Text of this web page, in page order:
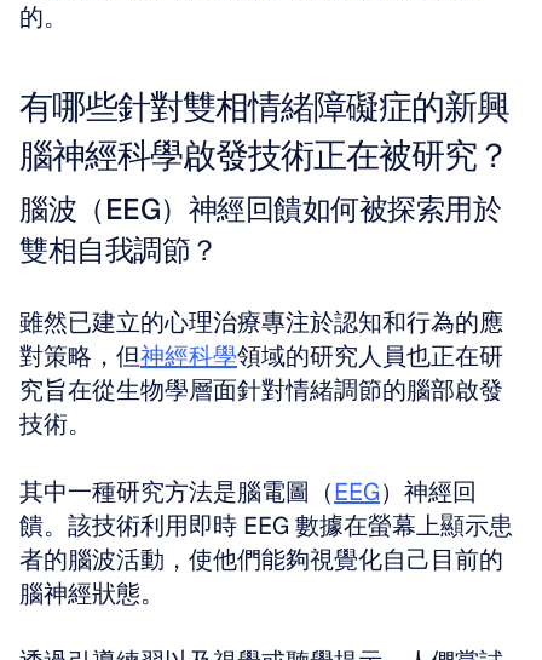
的。
有哪些針對雙相情緒障礙症的新興
腦神經科學啟發技術正在被研究？
腦波（EEG）神經回饋如何被探索用於
雙相自我調節？
雖然已建立的心理治療專注於認知和行為的應
對策略，但神經科學領域的研究人員也正在研
究旨在從生物學層面針對情緒調節的腦部啟發
技術。
其中一種研究方法是腦電圖（EEG）神經回
饋。該技術利用即時 EEG 數據在螢幕上顯示患
者的腦波活動，使他們能夠視覺化自己目前的
腦神經狀態。